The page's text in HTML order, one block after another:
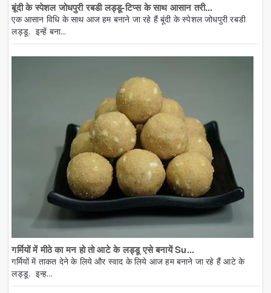
बूंदी के स्पेशल जोधपुरी रबडी लड्डू-टिप्स के साथ आसान तरी...
एक आसान विधि के साथ आज हम बनाने जा रहे हैं बूंदी के स्पेशल जोधपुरी रबडी
लड्डू. इन्हें बना...
गर्मियों में मीठे का मन हो तो आटे के लड्डू एसे बनायें Su...
गर्मियों में ताकत देने के लिये और स्वाद के लिये आज हम बनाने जा रहे हैं आटे के
लड्डू. इन्ह...